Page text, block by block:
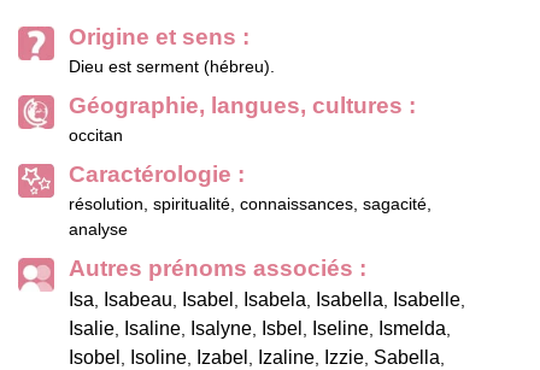
Origine et sens :
Dieu est serment (hébreu).
Géographie, langues, cultures :
occitan
Caractérologie :
résolution, spiritualité, connaissances, sagacité,
analyse
Autres prénoms associés :
Isa, Isabeau, Isabel , Isabela, Isabella, Isabelle,
Isalie, Isaline, Isalyne, Isbel , Iseline, Ismelda,
Isobel , Isoline, Izabel , Izaline, Izzie, Sabella,